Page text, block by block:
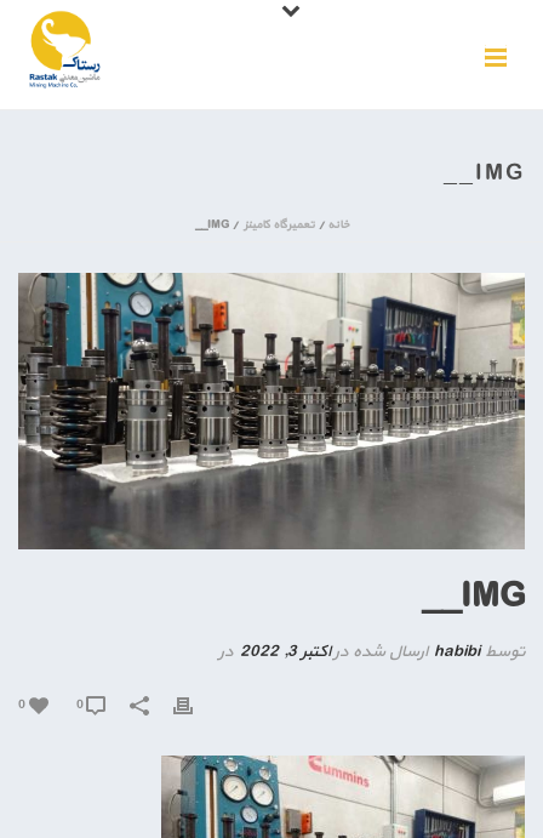
IMG__
خانه /تعمیرگاه کامینز / IMG__
IMG__
توسطhabibiارسال شده دراکتبر 3, 2022 در
0